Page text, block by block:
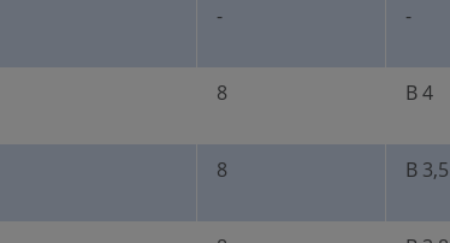
- -
8 B 4
8 B 3,5